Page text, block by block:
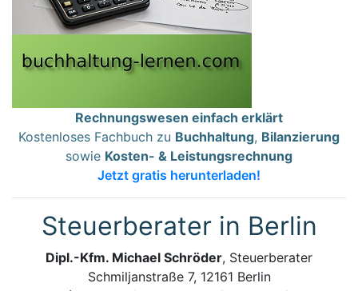
Rechnungswesen einfach erklärt
Kostenloses Fachbuch zu Buchhaltung, Bilanzierung
sowie Kosten- & Leistungsrechnung
Jetzt gratis herunterladen!
Steuerberater in Berlin
Dipl.-Kfm. Michael Schröder, Steuerberater
Schmiljanstraße 7, 12161 Berlin